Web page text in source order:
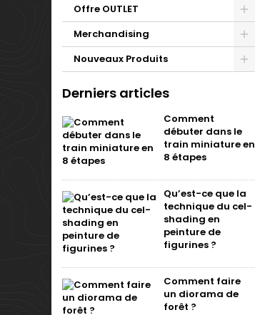
Offre OUTLET
Merchandising
Nouveaux Produits
Derniers articles
Comment
débuter dans le
train miniature en
8 étapes
Qu’est-ce que la
technique du cel-
shading en
peinture de
figurines ?
Comment faire
un diorama de
forêt ?